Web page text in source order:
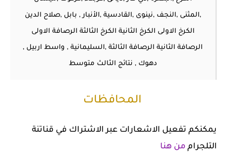
,المثنى ,النجف ,نينوى ,القادسية ,الأنبار , بابل ,صلاح الدين
الكرخ الاولى الكرخ الثانية الكرخ الثالثة الرصافة الاولى
الرصافة الثانية الرصافة الثالثة ,السليمانية , واسط اربيل ,
دهوك , نتائج الثالث متوسط
المحافظات
يمكنكم تفعيل الاشعارات عبر الاشتراك في قناتنة
التلجرام من هنا